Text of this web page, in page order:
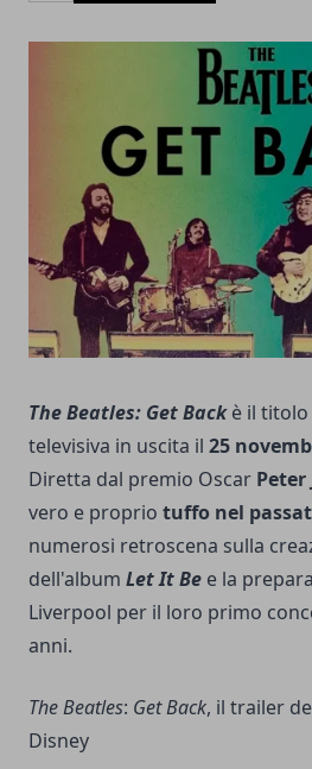
The Beatles: Get Backè il titolo
televisiva in uscita il 25
Diretta dal premio Oscar Peter
vero e proprio tuffo nel
numerosi retroscena sulla
dell'album Let It Be e la
Liverpool per il loro primo
anni.
The Beatles: Get Back, il trailer
Disney